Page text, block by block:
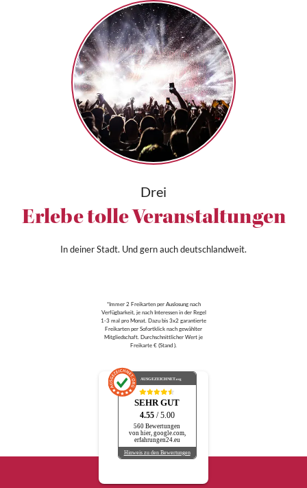
Drei
Erlebe tolle Veranstaltungen
In deiner Stadt. Und gern auch deutschlandweit.
*Immer 2 Freikarten per Auslosung nach
Verfügbarkeit, je nach Interessen in der Regel
1-3 mal pro Monat. Dazu bis 3x2 garantierte
Freikarten per Sofortklick nach gewählter
Mitgliedschaft. Durchschnittlicher Wert je
Freikarte € (Stand ).
AUSGEZEICHNET.org
SEHR GUT
4.55 / 5.00
560 Bewertungen
von hier, google.com,
erfahrungen24.eu
Hinweis zu den Bewertungen